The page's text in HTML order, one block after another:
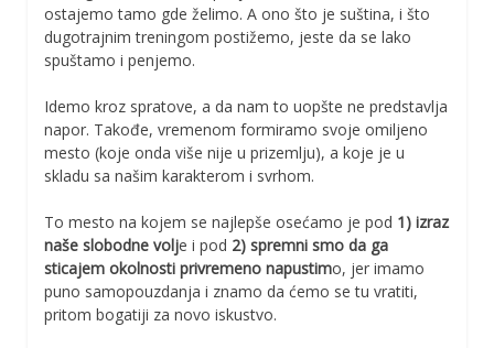
ostajemo tamo gde želimo. A ono što je suština, i što
dugotrajnim treningom postižemo, jeste da se lako
spuštamo i penjemo.
Idemo kroz spratove, a da nam to uopšte ne predstavlja
napor. Takođe, vremenom formiramo svoje omiljeno
mesto (koje onda više nije u prizemlju), a koje je u
skladu sa našim karakterom i svrhom.
To mesto na kojem se najlepše osećamo je pod 1) izraz
naše slobodne volje i pod 2) spremni smo da ga
sticajem okolnosti privremeno napustimo, jer imamo
puno samopouzdanja i znamo da ćemo se tu vratiti,
pritom bogatiji za novo iskustvo.